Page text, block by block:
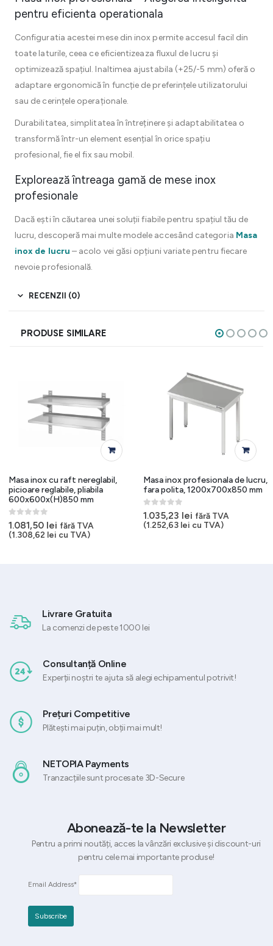
pentru eficienta operationala
Configuratia acestei mese din inox permite accesul facil din
toate laturile, ceea ce eficientizeaza fluxul de lucru și
optimizează spațiul. Inaltimea ajustabila (+25/-5 mm) oferă o
adaptare ergonomică în funcție de preferințele utilizatorului
sau de cerințele operaționale.
Durabilitatea, simplitatea în întreținere și adaptabilitatea o
transformă într-un element esențial în orice spațiu
profesional, fie el fix sau mobil.
Explorează întreaga gamă de mese inox
profesionale
Dacă ești în căutarea unei soluții fiabile pentru spațiul tău de
lucru, descoperă mai multe modele accesând categoria Masa
inox de lucru – acolo vei găsi opțiuni variate pentru fiecare
nevoie profesională.
RECENZII (0)
PRODUSE SIMILARE
Masa inox cu raft nereglabil,
picioare reglabile, pliabila
600x600x(H)850 mm
0 out of 5
1.081,50 lei fără TVA
(1.308,62 lei cu TVA)
Masa inox profesionala de lucru,
fara polita, 1200x700x850 mm
0 out of 5
1.035,23 lei fără TVA
(1.252,63 lei cu TVA)
Livrare Gratuita
La comenzi de peste 1000 lei
Consultanță Online
Experții noștri te ajuta să alegi echipamentul potrivit!
Prețuri Competitive
Plătești mai puțin, obții mai mult!
NETOPIA Payments
Tranzacțiile sunt procesate 3D-Secure
Abonează-te la Newsletter
Pentru a primi noutăți, acces la vânzări exclusive și discount-uri
pentru cele mai importante produse!
Email Address*